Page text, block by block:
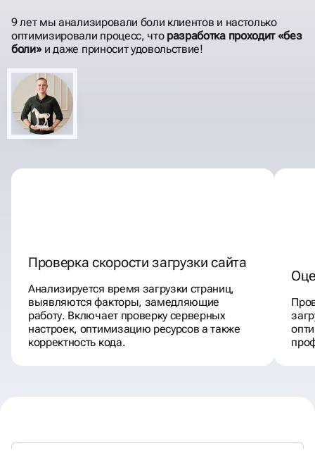
9 лет мы анализировали боли клиентов и настолько
оптимизировали процесс, чторазработка проходит «без
боли»и даже приносит удовольствие!
Проверка скорости загрузки сайта
Анализируется время загрузки страниц,
выявляются факторы, замедляющие
работу. Включает проверку серверных
настроек, оптимизацию ресурсов а также